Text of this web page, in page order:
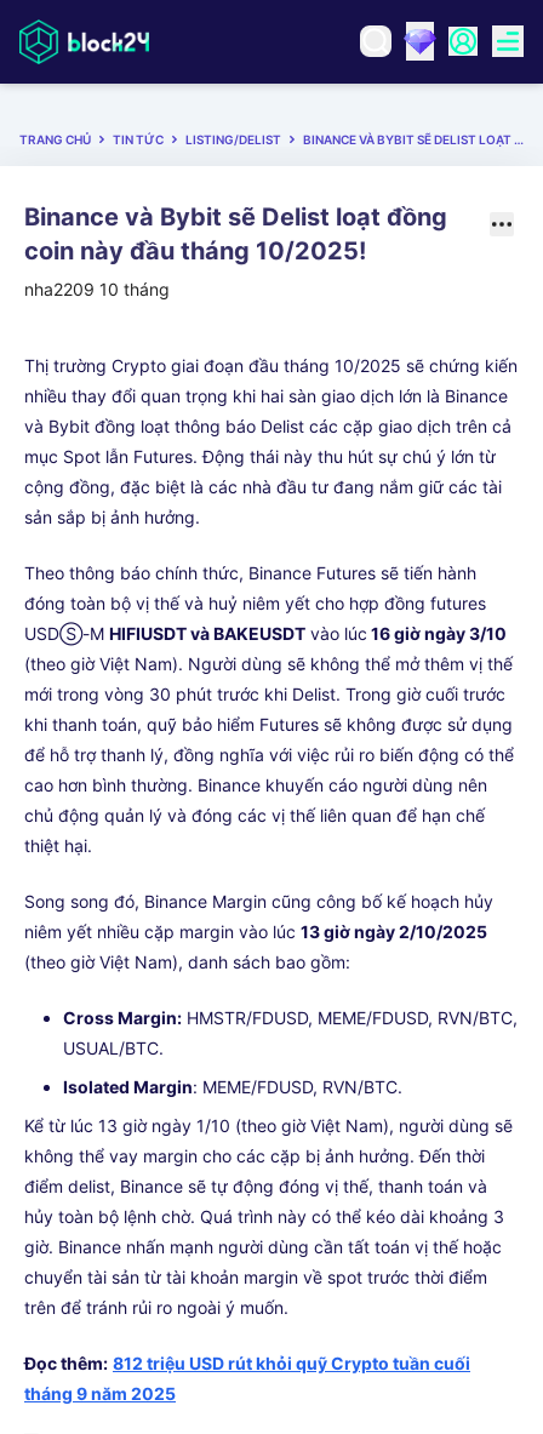
TRANG CHỦ TIN TỨC LISTING/DELIST BINANCE VÀ BYBIT SẼ DELIST LOẠT ĐỒNG COIN NÀY ĐẦU THÁNG 10/2025!
Binance và Bybit sẽ Delist loạt đồng
coin này đầu tháng 10/2025!
nha2209 10 tháng
Thị trường Crypto giai đoạn đầu tháng 10/2025 sẽ chứng kiến
nhiều thay đổi quan trọng khi hai sàn giao dịch lớn là Binance
và Bybit đồng loạt thông báo Delist các cặp giao dịch trên cả
mục Spot lẫn Futures. Động thái này thu hút sự chú ý lớn từ
cộng đồng, đặc biệt là các nhà đầu tư đang nắm giữ các tài
sản sắp bị ảnh hưởng.
Theo thông báo chính thức, Binance Futures sẽ tiến hành
đóng toàn bộ vị thế và huỷ niêm yết cho hợp đồng futures
USDⓈ-M HIFIUSDT và BAKEUSDT vào lúc 16 giờ ngày 3/10
(theo giờ Việt Nam). Người dùng sẽ không thể mở thêm vị thế
mới trong vòng 30 phút trước khi Delist. Trong giờ cuối trước
khi thanh toán, quỹ bảo hiểm Futures sẽ không được sử dụng
để hỗ trợ thanh lý, đồng nghĩa với việc rủi ro biến động có thể
cao hơn bình thường. Binance khuyến cáo người dùng nên
chủ động quản lý và đóng các vị thế liên quan để hạn chế
thiệt hại.
Song song đó, Binance Margin cũng công bố kế hoạch hủy
niêm yết nhiều cặp margin vào lúc 13 giờ ngày 2/10/2025
(theo giờ Việt Nam), danh sách bao gồm:
Cross Margin: HMSTR/FDUSD, MEME/FDUSD, RVN/BTC,
USUAL/BTC.
Isolated Margin: MEME/FDUSD, RVN/BTC.
Kể từ lúc 13 giờ ngày 1/10 (theo giờ Việt Nam), người dùng sẽ
không thể vay margin cho các cặp bị ảnh hưởng. Đến thời
điểm delist, Binance sẽ tự động đóng vị thế, thanh toán và
hủy toàn bộ lệnh chờ. Quá trình này có thể kéo dài khoảng 3
giờ. Binance nhấn mạnh người dùng cần tất toán vị thế hoặc
chuyển tài sản từ tài khoản margin về spot trước thời điểm
trên để tránh rủi ro ngoài ý muốn.
Đọc thêm: 812 triệu USD rút khỏi quỹ Crypto tuần cuối
tháng 9 năm 2025